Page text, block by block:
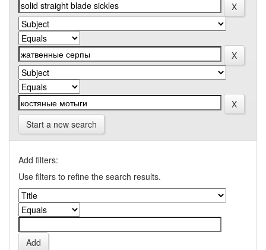
Start a new search
Add filters:
Use filters to refine the search results.